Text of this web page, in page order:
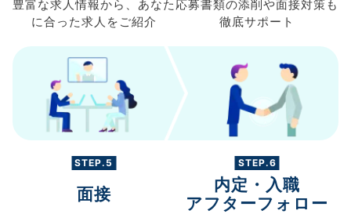
豊富な求人情報から、 あなた
に合った求人を ご紹介
応募書類の添削や面接対策も
徹底サポート
STEP.5
面接
STEP.6
内定・入職
アフターフォロー